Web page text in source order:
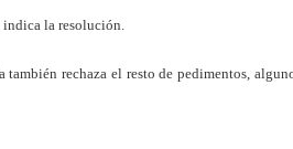
la resolución.
también rechaza el resto de pedimentos,